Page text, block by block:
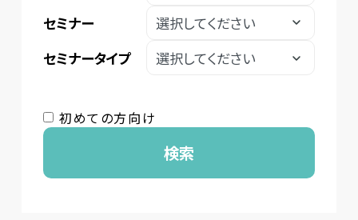
セミナー
セミナータイプ
初めての方向け
検索